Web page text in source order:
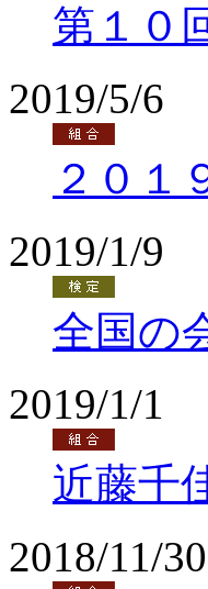
第１０
2019/5/6
２０１
2019/1/9
全国の
2019/1/1
近藤千
2018/11/30